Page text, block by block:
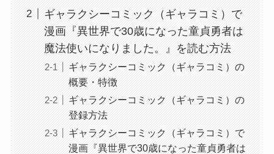
ギャラクシーコミック（ギャラコミ）で
漫画『異世界で30歳になった童貞勇者は
魔法使いになりました。』を読む方法
ギャラクシーコミック（ギャラコミ）の
概要・特徴
ギャラクシーコミック（ギャラコミ）の
登録方法
ギャラクシーコミック（ギャラコミ）で
漫画『異世界で30歳になった童貞勇者は